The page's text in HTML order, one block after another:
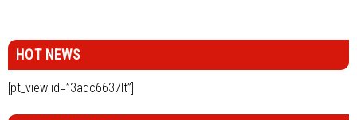
HOT NEWS
[pt_view id=”3adc6637lt”]